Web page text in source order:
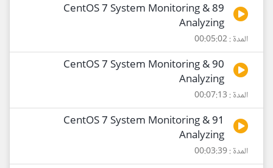
89 CentOS 7 System Monitoring &
Analyzing
المدة : 00:05:02
90 CentOS 7 System Monitoring &
Analyzing
المدة : 00:07:13
91 CentOS 7 System Monitoring &
Analyzing
المدة : 00:03:39